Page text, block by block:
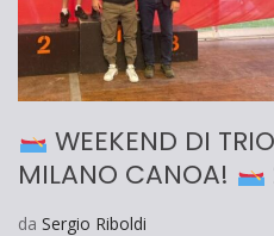
WEEKEND DI
MILANO CANOA!
da Sergio Riboldi